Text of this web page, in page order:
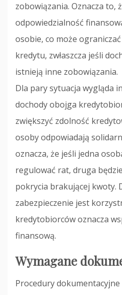
zobowiązania. Oznacza to,
odpowiedzialność
osobie, co może
kredytu, zwłaszcza jeśli
istnieją inne zobowiązania.
Dla pary sytuacja wygląda
dochody obojga
zwiększyć zdolność
osoby odpowiadają
oznacza, że jeśli jedna
regulować rat, druga
pokrycia brakującej kwoty.
zabezpieczenie jest
kredytobiorców oznacza
finansową.
Wymagane
Procedury